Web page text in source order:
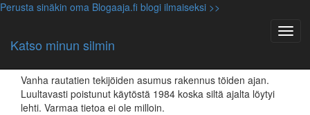
Perusta sinäkin oma Blogaaja.fi blogi ilmaiseksi >>
Katso minun silmin
Yleinen
Rautatien tekijöiden asumus
Vanha rautatien tekijöiden asumus rakennus töiden ajan.
Luultavasti poistunut käytöstä 1984 koska siltä ajalta löytyi
lehti. Varmaa tietoa ei ole milloin.